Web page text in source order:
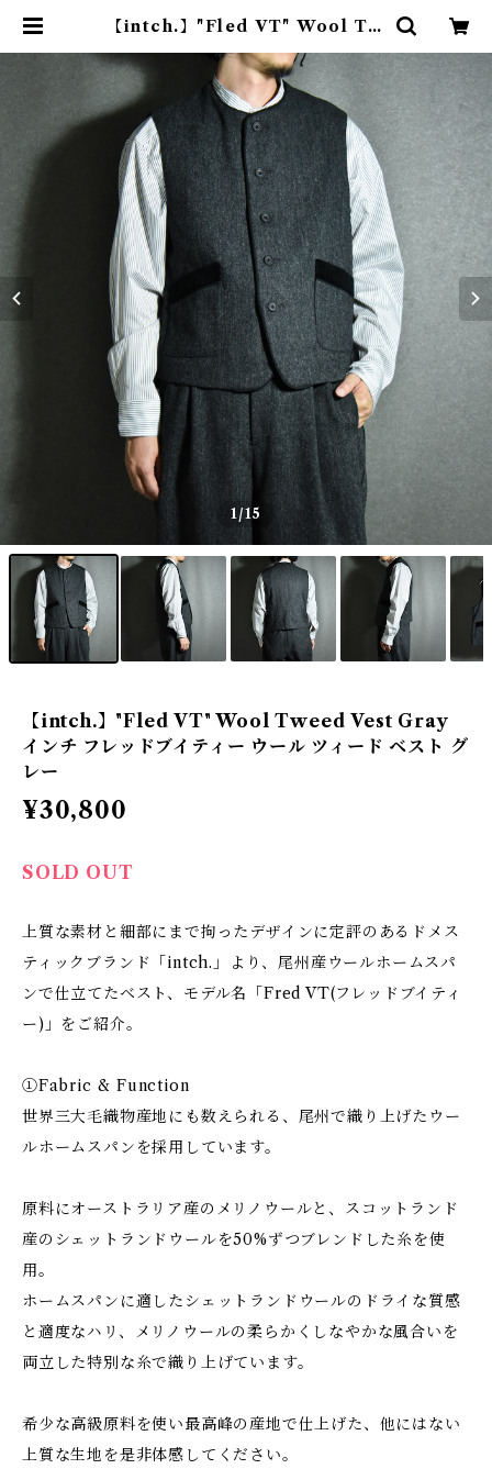
【intch.】"Fled VT" Wool Tw
ブイティー ウール ツィード ベスト
グレー | mark & collars (マーク
アンドカラーズ)
1/15
【intch.】"Fled VT" Wool Tweed Vest Gray
インチ フレッドブイティー ウール ツィード ベスト グ
レー
¥30,800
SOLD OUT
上質な素材と細部にまで拘ったデザインに定評のあるドメス
ティックブランド「intch.」より、尾州産ウールホームスパ
ンで仕立てたベスト、モデル名「Fred VT(フレッドブイティ
ー)」をご紹介。
①Fabric & Function
世界三大毛織物産地にも数えられる、尾州で織り上げたウー
ルホームスパンを採用しています。
原料にオーストラリア産のメリノウールと、スコットランド
産のシェットランドウールを50%ずつブレンドした糸を使
用。
ホームスパンに適したシェットランドウールのドライな質感
と適度なハリ、メリノウールの柔らかくしなやかな風合いを
両立した特別な糸で織り上げています。
希少な高級原料を使い最高峰の産地で仕上げた、他にはない
上質な生地を是非体感してください。